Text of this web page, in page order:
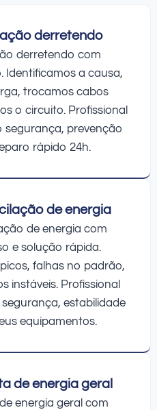
derretendo
derretendo com
Identificamos a causa,
trocamos cabos
o circuito. Profissional
prevenção
rápido 24h.
de energia
de energia com
e solução rápida.
falhas no padrão,
instáveis. Profissional
estabilidade
equipamentos.
de energia geral
energia geral com